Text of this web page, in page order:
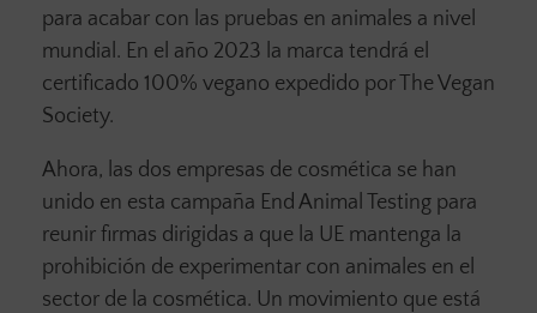
para acabar con las pruebas en animales a nivel
mundial. En el año 2023 la marca tendrá el
certificado 100% vegano expedido por The Vegan
Society.
Ahora, las dos empresas de cosmética se han
unido en esta campaña End Animal Testing para
reunir firmas dirigidas a que la UE mantenga la
prohibición de experimentar con animales en el
sector de la cosmética. Un movimiento que está